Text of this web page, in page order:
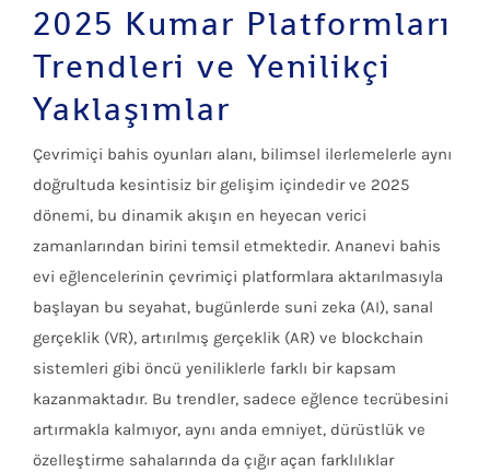
2025 Kumar Platformları
Trendleri ve Yenilikçi
Yaklaşımlar
Çevrimiçi bahis oyunları alanı, bilimsel ilerlemelerle aynı
doğrultuda kesintisiz bir gelişim içindedir ve 2025
dönemi, bu dinamik akışın en heyecan verici
zamanlarından birini temsil etmektedir. Ananevi bahis
evi eğlencelerinin çevrimiçi platformlara aktarılmasıyla
başlayan bu seyahat, bugünlerde suni zeka (AI), sanal
gerçeklik (VR), artırılmış gerçeklik (AR) ve blockchain
sistemleri gibi öncü yeniliklerle farklı bir kapsam
kazanmaktadır. Bu trendler, sadece eğlence tecrübesini
artırmakla kalmıyor, aynı anda emniyet, dürüstlük ve
özelleştirme sahalarında da çığır açan farklılıklar